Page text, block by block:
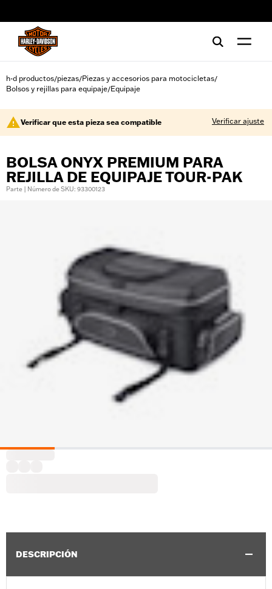
h-d productos/piezas/Piezas y accesorios para motocicletas/
Bolsos y rejillas para equipaje/Equipaje
Verificar que esta pieza sea compatible Verificar ajuste
BOLSA ONYX PREMIUM PARA
REJILLA DE EQUIPAJE TOUR-PAK
Parte | Número de SKU: 93300123
DESCRIPCIÓN